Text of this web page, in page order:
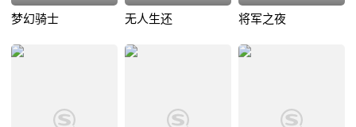
梦幻骑士 无人生还 将军之夜